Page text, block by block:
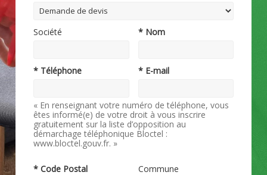
Société * Nom
* Téléphone * E-mail
« En renseignant votre numéro de téléphone, vous
êtes informé(e) de votre droit à vous inscrire
gratuitement sur la liste d’opposition au
démarchage téléphonique Bloctel :
www.bloctel.gouv.fr. »
* Code Postal Commune